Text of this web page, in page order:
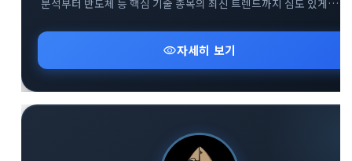
지혜롭게 대처할 수 있도록 차별화된 통찰을 제공합니다.
visibility자세히 보기